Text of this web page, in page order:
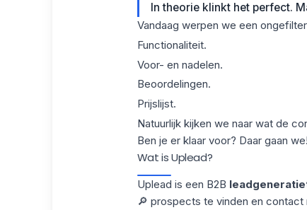
In theorie klinkt het perfect.
Vandaag werpen we een
Functionaliteit.
Voor- en nadelen.
Beoordelingen.
Prijslijst.
Natuurlijk kijken we naar wat de
Ben je er klaar voor? Daar gaan
Wat is Uplead?
Uplead is een B2B
🔎 prospects te vinden en contact